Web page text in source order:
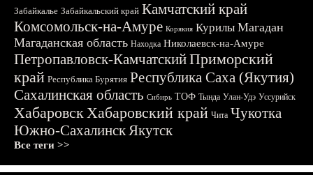
Забайкалье Забайкальский край Камчатский край
Комсомольск-на-Амуре Корякия Курилы Магадан
Магаданская область Находка Николаевск-на-Амуре
Петропавловск-КамчатскийПриморский
край Республика Бурятия Республика Саха (Якутия)
Сахалинская область Сибирь ТОФ Тында Улан-Удэ Уссурийск
ХабаровскХабаровский край Чита Чукотка
Южно-СахалинскЯкутск
Все теги >>